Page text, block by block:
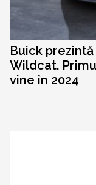
Buick
Wildcat.
vine în 2024